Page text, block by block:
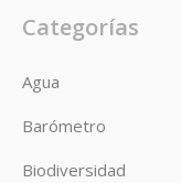
Categorías
Agua
Barómetro
Biodiversidad